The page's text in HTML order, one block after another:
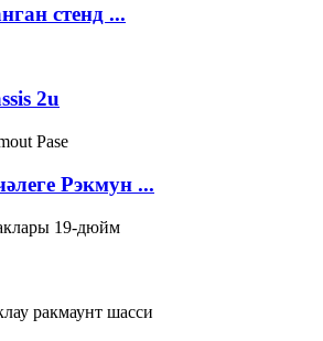
стенд ...
2u
Рэкмун ...